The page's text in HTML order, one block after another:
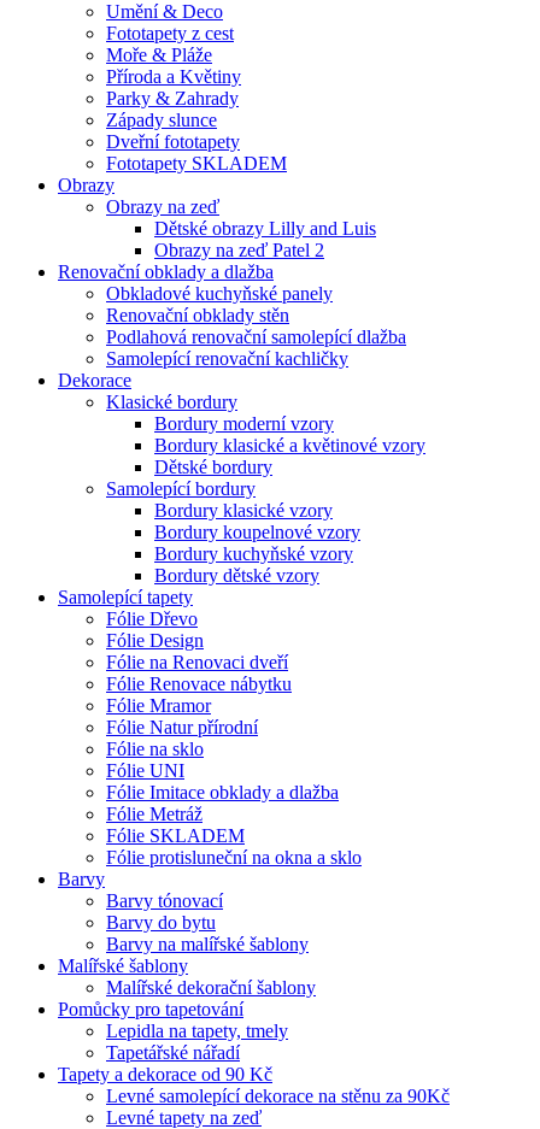
Umění & Deco
Fototapety z cest
Moře & Pláže
Příroda a Květiny
Parky & Zahrady
Západy slunce
Dveřní fototapety
Fototapety SKLADEM
Obrazy
Obrazy na zeď
Dětské obrazy Lilly and Luis
Obrazy na zeď Patel 2
Renovační obklady a dlažba
Obkladové kuchyňské panely
Renovační obklady stěn
Podlahová renovační samolepící dlažba
Samolepící renovační kachličky
Dekorace
Klasické bordury
Bordury moderní vzory
Bordury klasické a květinové vzory
Dětské bordury
Samolepící bordury
Bordury klasické vzory
Bordury koupelnové vzory
Bordury kuchyňské vzory
Bordury dětské vzory
Samolepící tapety
Fólie Dřevo
Fólie Design
Fólie na Renovaci dveří
Fólie Renovace nábytku
Fólie Mramor
Fólie Natur přírodní
Fólie na sklo
Fólie UNI
Fólie Imitace obklady a dlažba
Fólie Metráž
Fólie SKLADEM
Fólie protisluneční na okna a sklo
Barvy
Barvy tónovací
Barvy do bytu
Barvy na malířské šablony
Malířské šablony
Malířské dekorační šablony
Pomůcky pro tapetování
Lepidla na tapety, tmely
Tapetářské nářadí
Tapety a dekorace od 90 Kč
Levné samolepící dekorace na stěnu za 90Kč
Levné tapety na zeď